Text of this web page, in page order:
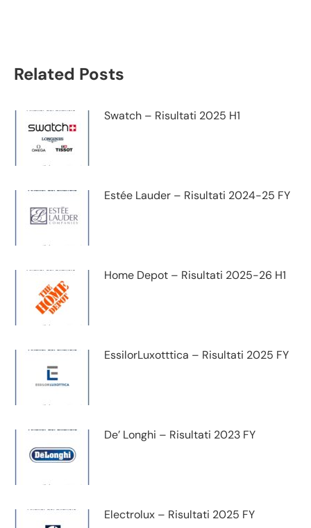
Related Posts
Swatch – Risultati 2025 H1
Estée Lauder – Risultati 2024-25 FY
Home Depot – Risultati 2025-26 H1
EssilorLuxotttica – Risultati 2025 FY
De’ Longhi – Risultati 2023 FY
Electrolux – Risultati 2025 FY